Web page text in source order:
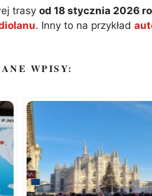
trasy od 18 stycznia 2026
. Inny to na przykład
WPISY: